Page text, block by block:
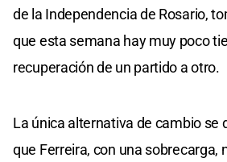
de la Independencia de Rosario,
que esta semana hay muy poco
recuperación de un partido a otro.
La única alternativa de cambio se
que Ferreira, con una sobrecarga,